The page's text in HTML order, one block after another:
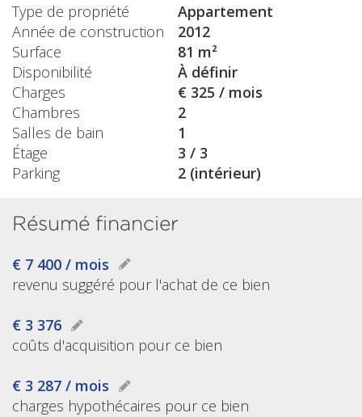
Type de propriété
Appartement
Année de construction
2012
Surface
81 m²
Disponibilité
À définir
Charges
€ 325 / mois
Chambres
2
Salles de bain
1
Étage
3 / 3
Parking
2 (intérieur)
Résumé financier
€ 7 400 / mois
revenu suggéré pour l'achat de ce bien
€ 3 376
coûts d'acquisition pour ce bien
€ 3 287 / mois
charges hypothécaires pour ce bien